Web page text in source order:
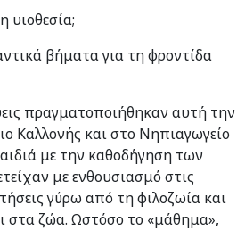
υιοθεσία;
βήματα για τη φροντίδα
πραγματοποιήθηκαν αυτή την
Καλλονής και στο Νηπιαγωγείο
με την καθοδήγηση των
με ενθουσιασμό στις
γύρω από τη φιλοζωία και
στα ζώα. Ωστόσο το «μάθημα»,